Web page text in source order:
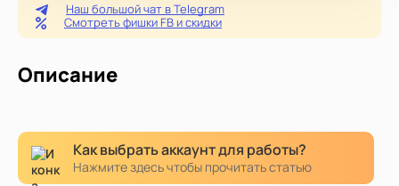
Наш большой чат в Telegram
Смотреть фишки FB и скидки
Описание
Как выбрать аккаунт для работы?
Нажмите здесь чтобы прочитать статью